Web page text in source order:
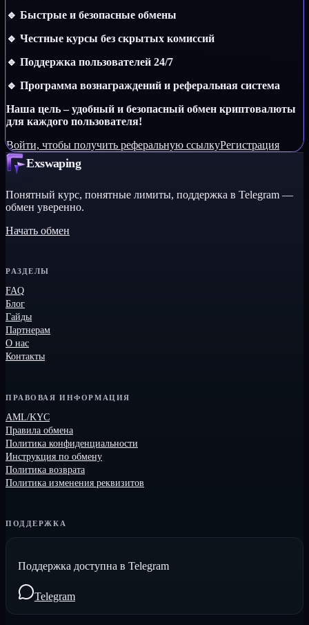
🔹 Быстрые и безопасные обмены
🔹 Честные курсы без скрытых комиссий
🔹 Поддержка пользователей 24/7
🔹 Программа вознаграждений и реферальная система
Наша цель – удобный и безопасный обмен криптовалюты
для каждого пользователя!
Войти, чтобы получить реферальную ссылкуРегистрация
Exswaping
Понятный курс, понятные лимиты, поддержка в Telegram —
обмен уверенно.
Начать обмен
РАЗДЕЛЫ
FAQ
Блог
Гайды
Партнерам
О нас
Контакты
ПРАВОВАЯ ИНФОРМАЦИЯ
AML/KYC
Правила обмена
Политика конфиденциальности
Инструкция по обмену
Политика возврата
Политика изменения реквизитов
ПОДДЕРЖКА
Поддержка доступна в Telegram
Telegram